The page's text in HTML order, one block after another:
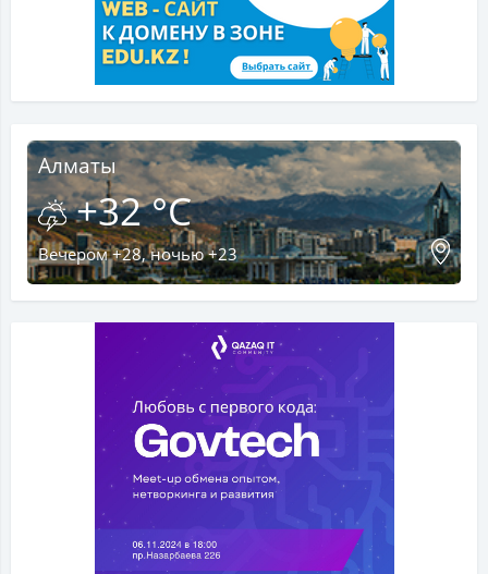
Алматы
+32 °C
Вечером +28, ночью +23